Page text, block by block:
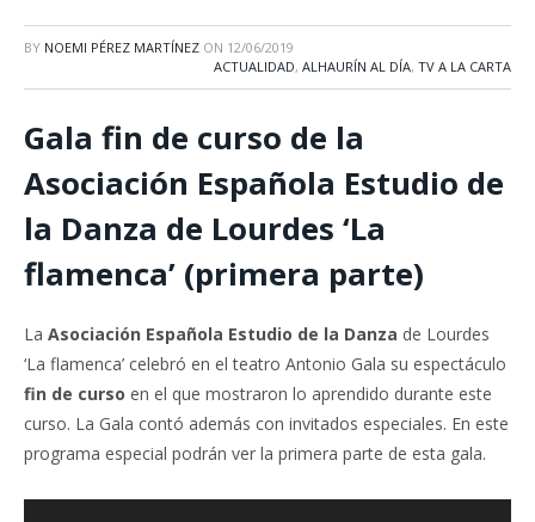
BY NOEMI PÉREZ MARTÍNEZ ON 12/06/2019
ACTUALIDAD, ALHAURÍN AL DÍA, TV A LA CARTA
Gala fin de curso de la
Asociación Española Estudio de
la Danza de Lourdes ‘La
flamenca’ (primera parte)
La Asociación Española Estudio de la Danza de Lourdes
‘La flamenca’ celebró en el teatro Antonio Gala su espectáculo
fin de curso en el que mostraron lo aprendido durante este
curso. La Gala contó además con invitados especiales. En este
programa especial podrán ver la primera parte de esta gala.